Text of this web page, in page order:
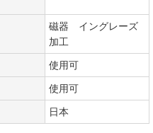
磁器 イングレーズ
加工
使用可
使用可
日本